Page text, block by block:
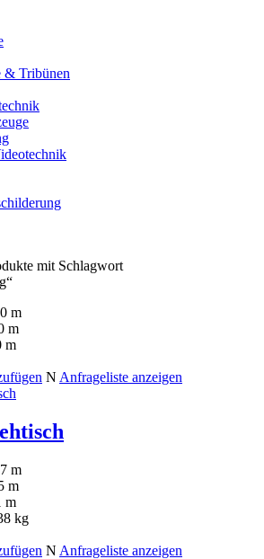
& Tribünen
mit Schlagwort
m
m
m
N Anfrageliste anzeigen
m
m
m
kg
N Anfrageliste anzeigen